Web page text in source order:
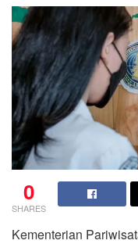
0
SHARES
Kementerian